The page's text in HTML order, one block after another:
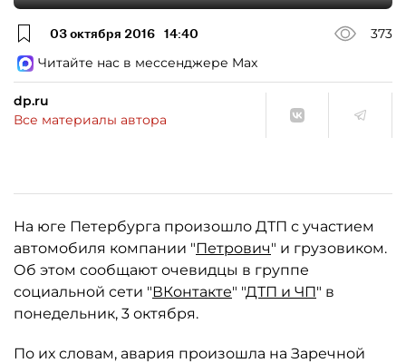
03 октября 2016 14:40
373
Читайте нас в мессенджере Max
dp.ru
Все материалы автора
На юге Петербурга произошло ДТП с участием
автомобиля компании "Петрович" и грузовиком.
Об этом сообщают очевидцы в группе
социальной сети "ВКонтакте" "ДТП и ЧП" в
понедельник, 3 октября.
По их словам, авария произошла на Заречной